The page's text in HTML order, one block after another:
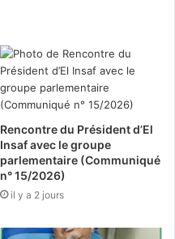
Rencontre du Président d’El
Insaf avec le groupe
parlementaire (Communiqué
n° 15/2026)
il y a 2 jours